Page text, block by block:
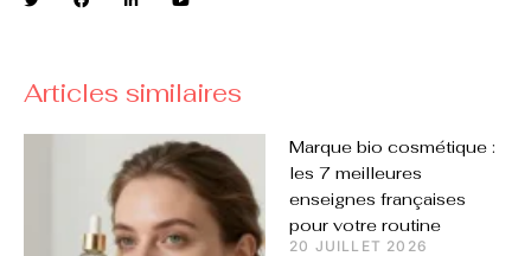
Articles similaires
Marque bio cosmétique :
les 7 meilleures
enseignes françaises
pour votre routine
20 JUILLET 2026